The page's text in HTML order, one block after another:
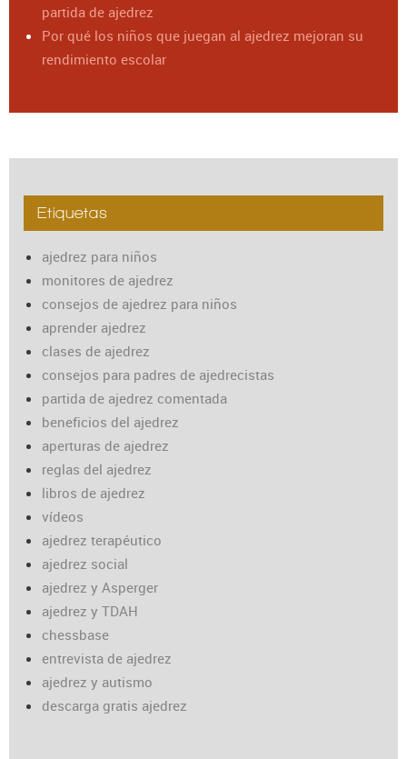
partida de ajedrez
Por qué los niños que juegan al ajedrez mejoran su
rendimiento escolar
Etiquetas
ajedrez para niños
monitores de ajedrez
consejos de ajedrez para niños
aprender ajedrez
clases de ajedrez
consejos para padres de ajedrecistas
partida de ajedrez comentada
beneficios del ajedrez
aperturas de ajedrez
reglas del ajedrez
libros de ajedrez
vídeos
ajedrez terapéutico
ajedrez social
ajedrez y Asperger
ajedrez y TDAH
chessbase
entrevista de ajedrez
ajedrez y autismo
descarga gratis ajedrez